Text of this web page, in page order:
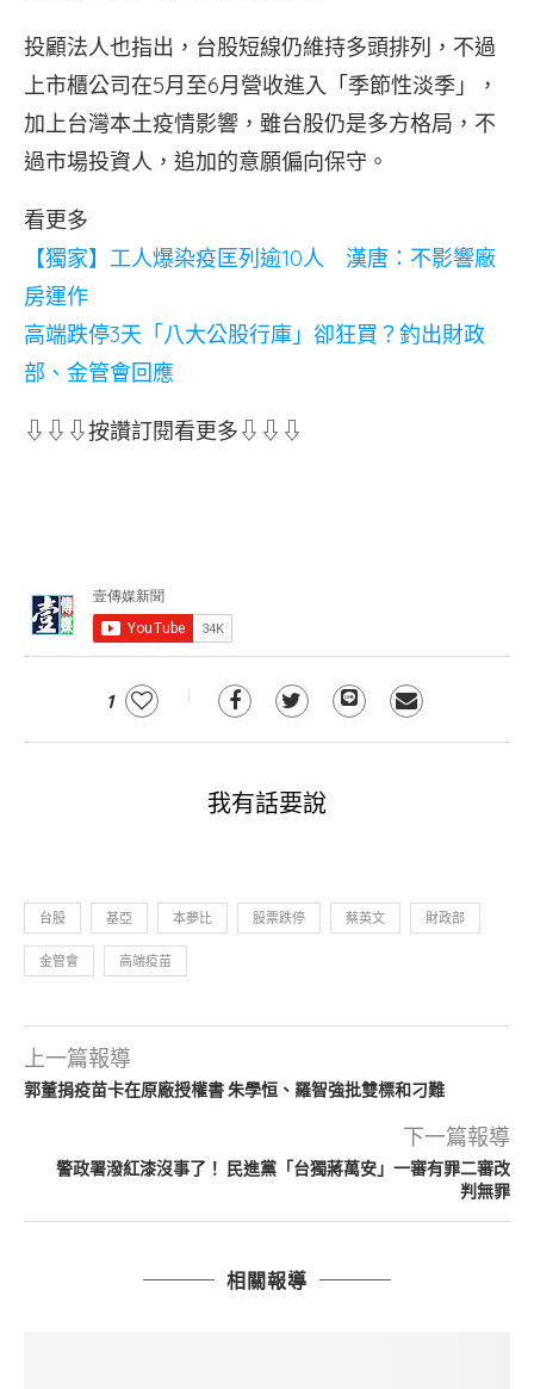
投顧法人也指出，台股短線仍維持多頭排列，不過
上市櫃公司在5月至6月營收進入「季節性淡季」，
加上台灣本土疫情影響，雖台股仍是多方格局，不
過市場投資人，追加的意願偏向保守。
看更多
【獨家】工人爆染疫匡列逾10人 漢唐：不影響廠
房運作
高端跌停3天「八大公股行庫」卻狂買？釣出財政
部、金管會回應
⇩⇩⇩按讚訂閱看更多⇩⇩⇩
1
我有話要說
台股 基亞 本夢比 股票跌停 蔡英文 財政部
金管會 高端疫苗
上一篇報導
郭董捐疫苗卡在原廠授權書 朱學恒、羅智強批雙標和刁難
下一篇報導
警政署潑紅漆沒事了！ 民進黨「台獨蔣萬安」一審有罪二審改
判無罪
相關報導